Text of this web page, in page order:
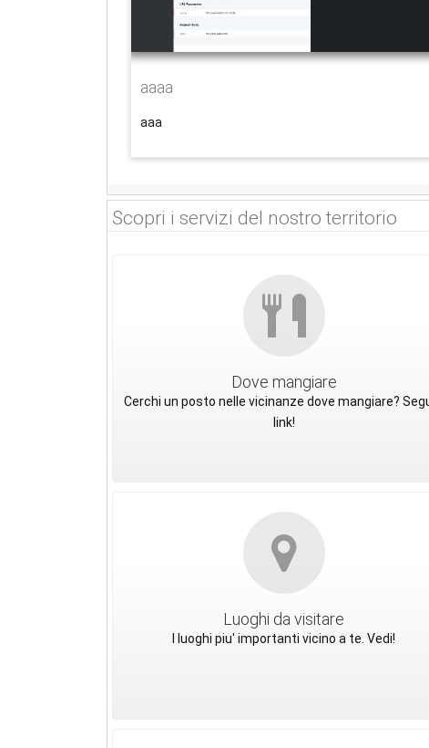
aaaa
aaa
Scopri i servizi del nostro territorio
Dove mangiare
Cerchi un posto nelle vicinanze dove mangiare?
link!
Luoghi da visitare
I luoghi piu' importanti vicino a te. Vedi!